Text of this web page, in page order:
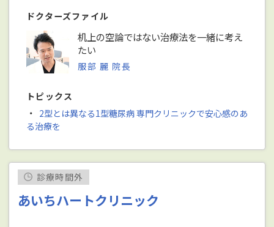
ドクターズファイル
机上の空論ではない治療法を一緒に考え
たい
服部 麗 院長
トピックス
・ 2型とは異なる1型糖尿病 専門クリニックで安心感のあ
る治療を
診療時間外
あいちハートクリニック